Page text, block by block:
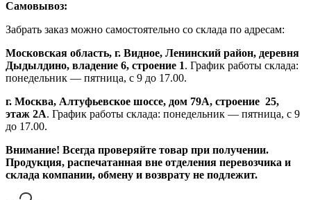
Самовывоз:
Забрать заказ можно самостоятельно со склада по адресам:
Московская область, г. Видное, Ленинский район, деревня
Дыдылдино, владение 6, строение 1. График работы склада:
понедельник — пятница, с 9 до 17.00.
г. Москва, Алтуфьевское шоссе, дом 79А, строение 25,
этаж 2А. График работы склада: понедельник — пятница, с 9
до 17.00.
Внимание! Всегда проверяйте товар при получении.
Продукция, распечатанная вне отделения перевозчика и
склада компании, обмену и возврату не подлежит.